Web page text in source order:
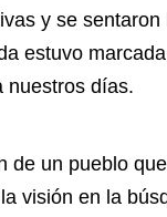
y se sentaron
estuvo
nuestros días.
de un pueblo
visión en la